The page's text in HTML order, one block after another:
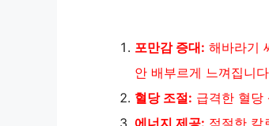
포만감 증대: 해바라기
안 배부르게 느껴집니
혈당 조절: 급격한 혈당
에너지 제공: 적절한 칼